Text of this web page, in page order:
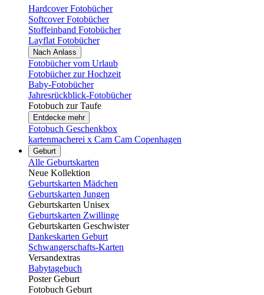
Hardcover Fotobücher
Softcover Fotobücher
Stoffeinband Fotobücher
Layflat Fotobücher
Nach Anlass
Fotobücher vom Urlaub
Fotobücher zur Hochzeit
Baby-Fotobücher
Jahresrückblick-Fotobücher
Fotobuch zur Taufe
Entdecke mehr
Fotobuch Geschenkbox
kartenmacherei x Cam Cam Copenhagen
Geburt
Alle Geburtskarten
Neue Kollektion
Geburtskarten Mädchen
Geburtskarten Jungen
Geburtskarten Unisex
Geburtskarten Zwillinge
Geburtskarten Geschwister
Dankeskarten Geburt
Schwangerschafts-Karten
Versandextras
Babytagebuch
Poster Geburt
Fotobuch Geburt